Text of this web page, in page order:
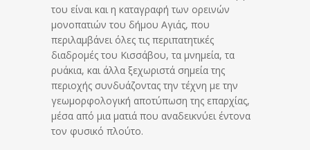
του είναι και η καταγραφή των ορεινών
μονοπατιών του δήμου Αγιάς, που
περιλαμβάνει όλες τις περιπατητικές
διαδρομές του Κισσάβου, τα μνημεία, τα
ρυάκια, και άλλα ξεχωριστά σημεία της
περιοχής συνδυάζοντας την τέχνη με την
γεωμορφολογική αποτύπωση της επαρχίας,
μέσα από μια ματιά που αναδεικνύει έντονα
τον φυσικό πλούτο.